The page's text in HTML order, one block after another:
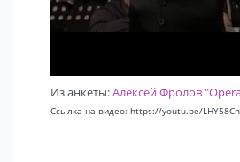
Из анкеты:Алексей Фролов
Ссылка на видео: https://youtu.be/